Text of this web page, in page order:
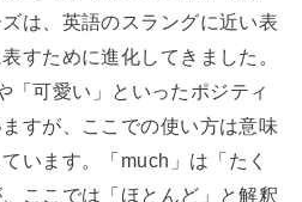
は、英語のスラングに近い表
すために進化してきました。
「可愛い」といったポジティ
すが、ここでの使い方は意味
います。「much」は「たく
ここでは「ほとんど」と解釈